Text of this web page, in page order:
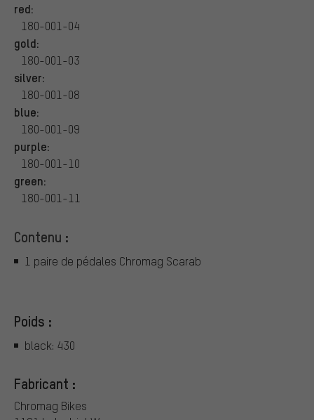
red:
180-001-04
gold:
180-001-03
silver:
180-001-08
blue:
180-001-09
purple:
180-001-10
green:
180-001-11
Contenu :
1 paire de pédales Chromag Scarab
Poids :
black: 430
Fabricant :
Chromag Bikes